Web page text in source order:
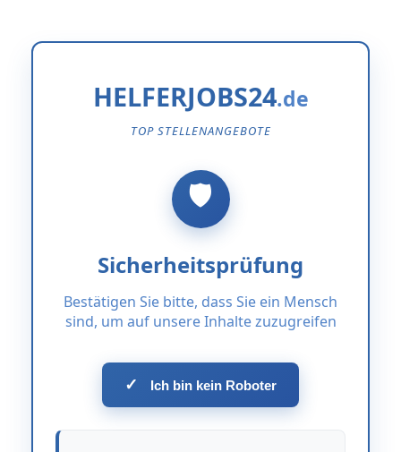
HELFERJOBS24
TOP STELLENANGEBOTE
Sicherheitsprüfung
Bestätigen Sie bitte, dass Sie ein Mensch
sind, um auf unsere Inhalte zuzugreifen
✓ Ich bin kein Roboter